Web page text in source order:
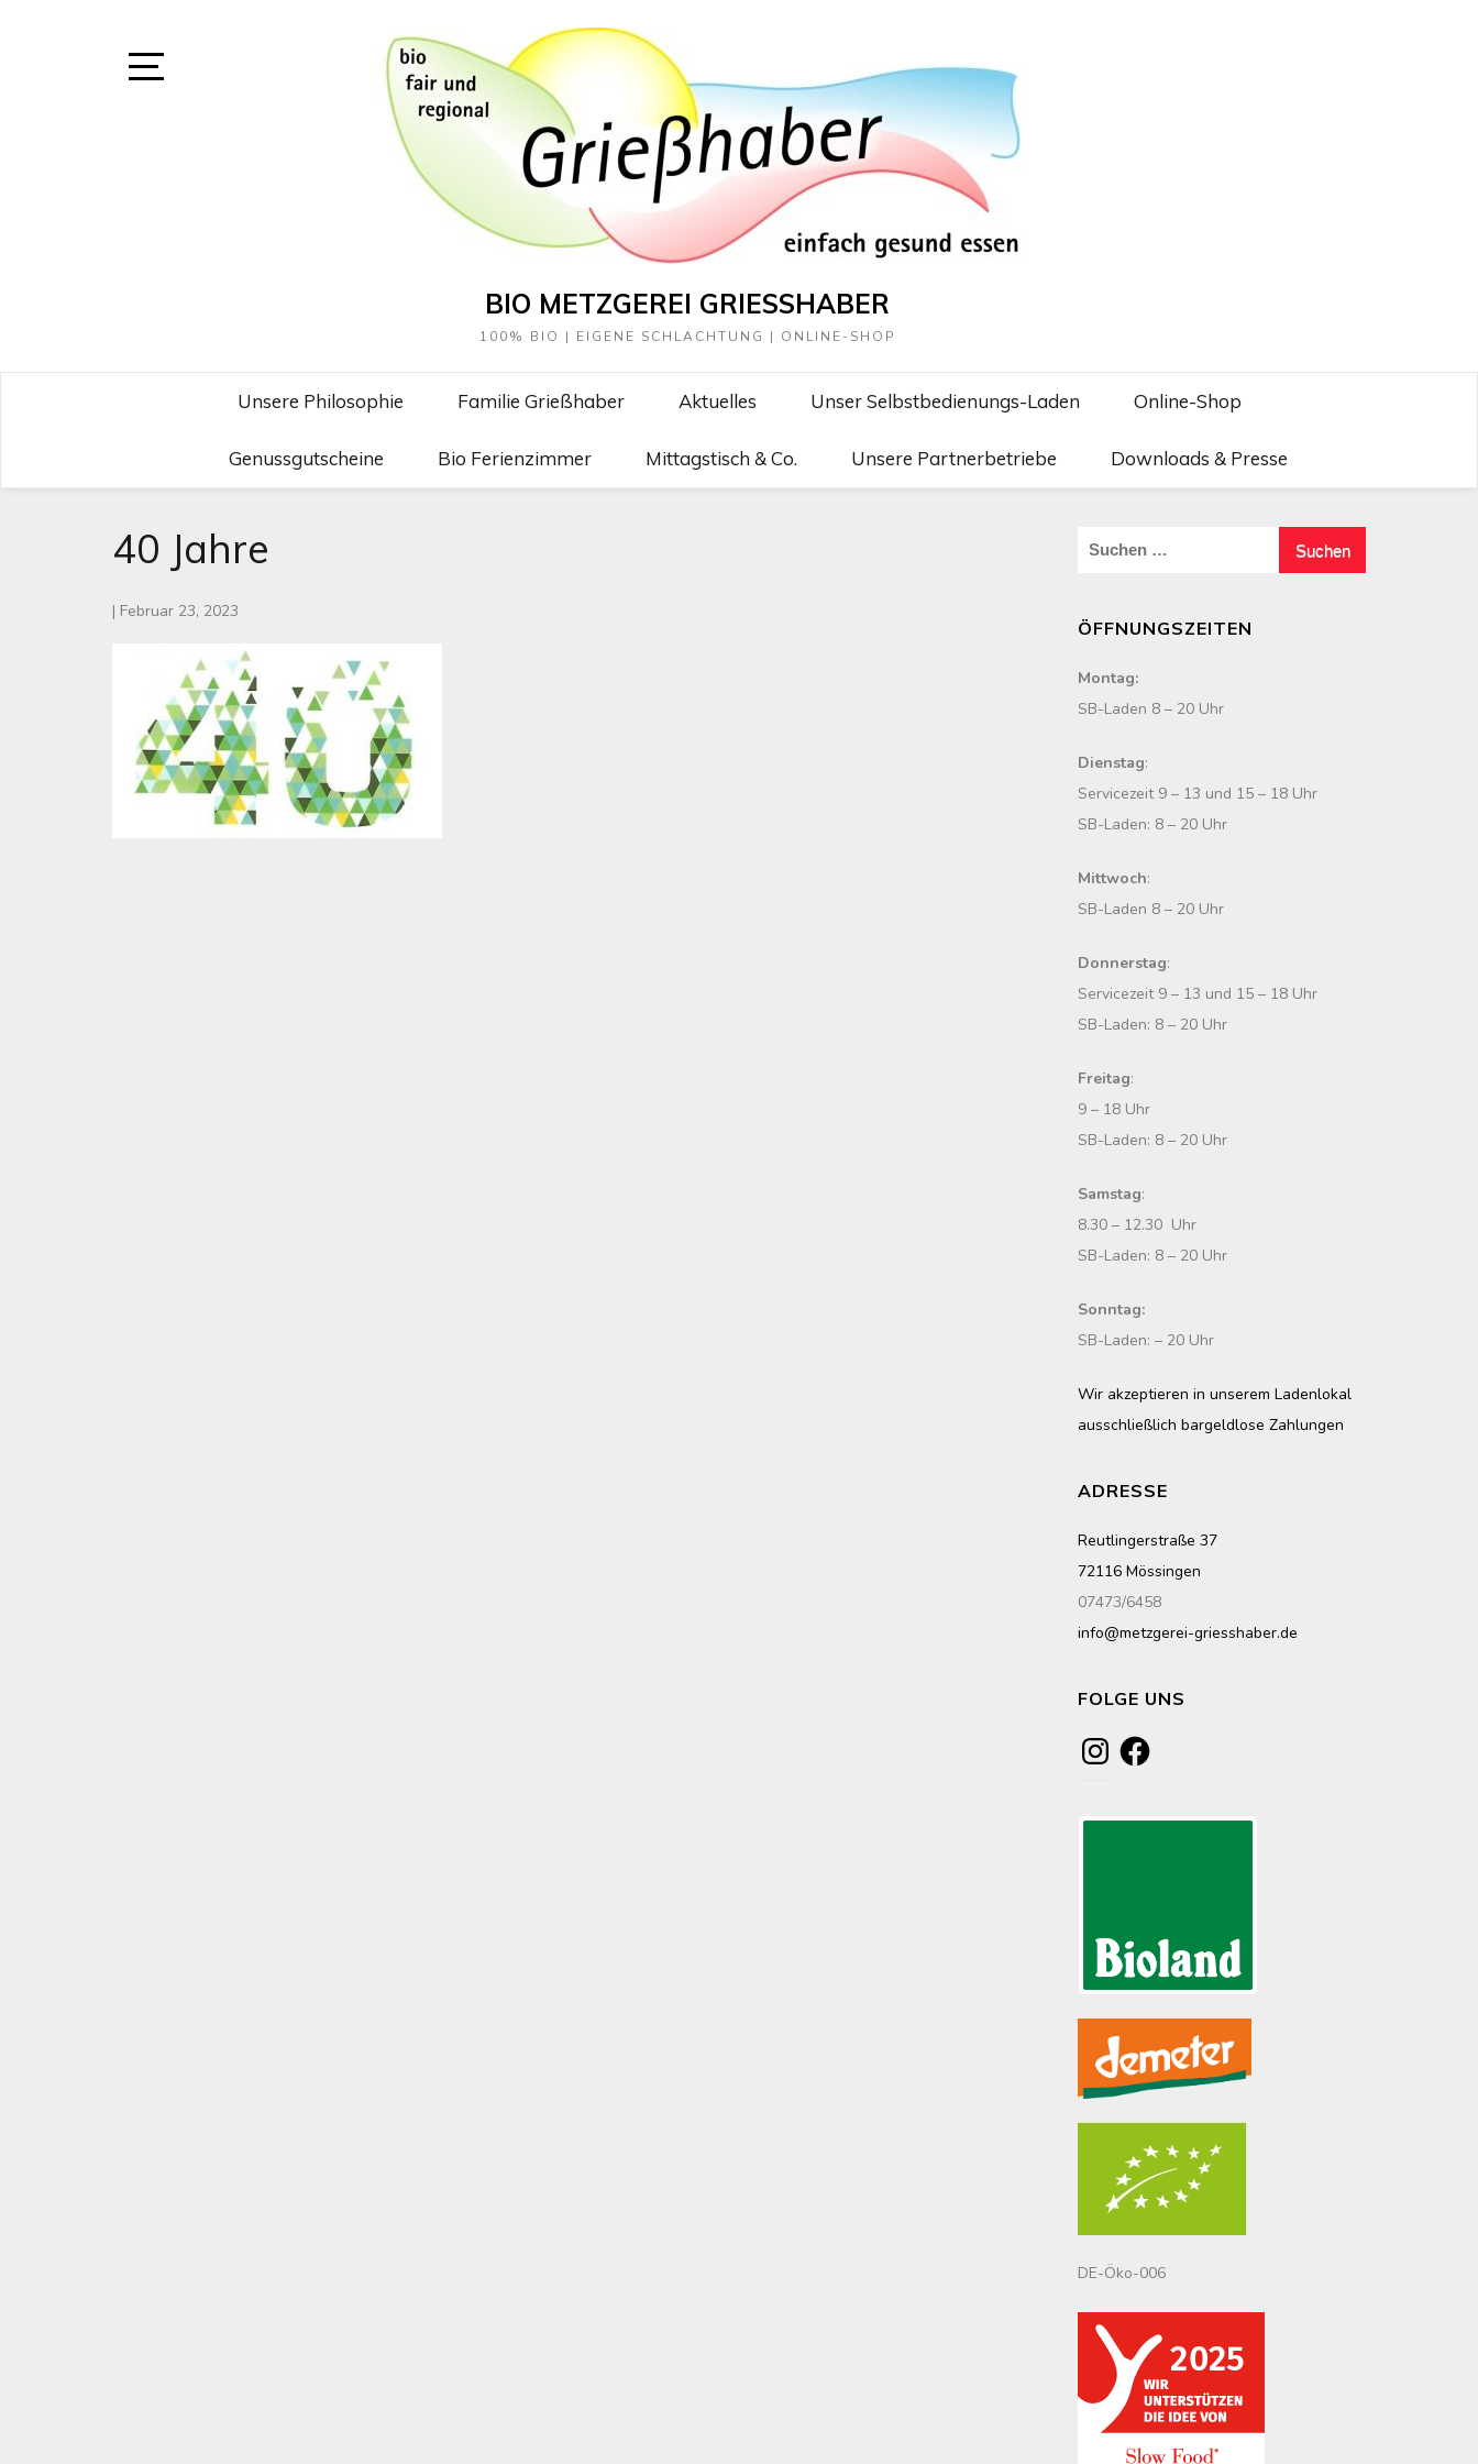
BIO METZGEREI GRIESSHABER
100% BIO | EIGENE SCHLACHTUNG | ONLINE-SHOP
Unsere Philosophie Familie Grießhaber Aktuelles Unser Selbstbedienungs-Laden Online-Shop
Genussgutscheine Bio Ferienzimmer Mittagstisch & Co. Unsere Partnerbetriebe Downloads & Presse
40 Jahre
| Februar 23, 2023
h
a
c
h
ÖFFNUNGSZEITEN
Montag:
SB-Laden 8 – 20 Uhr
Dienstag:
Servicezeit 9 – 13 und 15 – 18 Uhr
SB-Laden: 8 – 20 Uhr
Mittwoch:
SB-Laden 8 – 20 Uhr
Donnerstag:
Servicezeit 9 – 13 und 15 – 18 Uhr
SB-Laden: 8 – 20 Uhr
Freitag:
9 – 18 Uhr
SB-Laden: 8 – 20 Uhr
Samstag:
8.30 – 12.30 Uhr
SB-Laden: 8 – 20 Uhr
Sonntag:
SB-Laden: – 20 Uhr
Wir akzeptieren in unserem Ladenlokal
ausschließlich bargeldlose Zahlungen
ADRESSE
Reutlingerstraße 37
72116 Mössingen
07473/6458
info@metzgerei-griesshaber.de
FOLGE UNS
InstagramFacebook
DE-Öko-006